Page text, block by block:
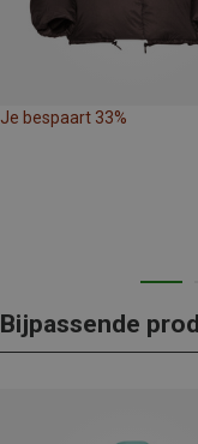
Je bespaart 33%
Bijpassende